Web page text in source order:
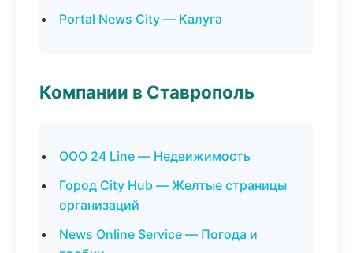
Portal News City — Калуга
Компании в Ставрополь
ООО 24 Line — Недвижимость
Город City Hub — Желтые страницы
организаций
News Online Service — Погода и